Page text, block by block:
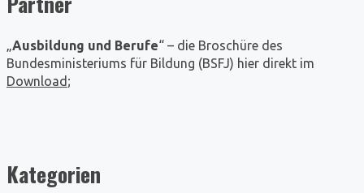
„Ausbildung und Berufe“ – die Broschüre des
Bundesministeriums für Bildung (BSFJ) hier direkt im
Download ;
Kategorien